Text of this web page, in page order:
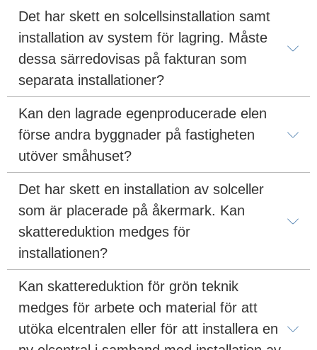
Det har skett en solcellsinstallation samt
installation av system för lagring. Måste
dessa särredovisas på fakturan som
separata installationer?
Kan den lagrade egenproducerade elen
förse andra byggnader på fastigheten
utöver småhuset?
Det har skett en installation av solceller
som är placerade på åkermark. Kan
skattereduktion medges för
installationen?
Kan skattereduktion för grön teknik
medges för arbete och material för att
utöka elcentralen eller för att installera en